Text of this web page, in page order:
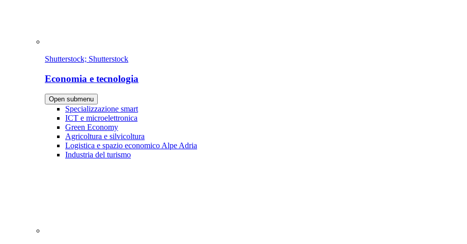
Shutterstock; Shutterstock
Economia e tecnologia
Open submenu
Specializzazione smart
ICT e microelettronica
Green Economy
Agricoltura e silvicoltura
Logistica e spazio economico Alpe Adria
Industria del turismo